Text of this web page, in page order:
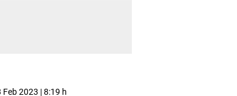
Feb 2023 | 8:19 h